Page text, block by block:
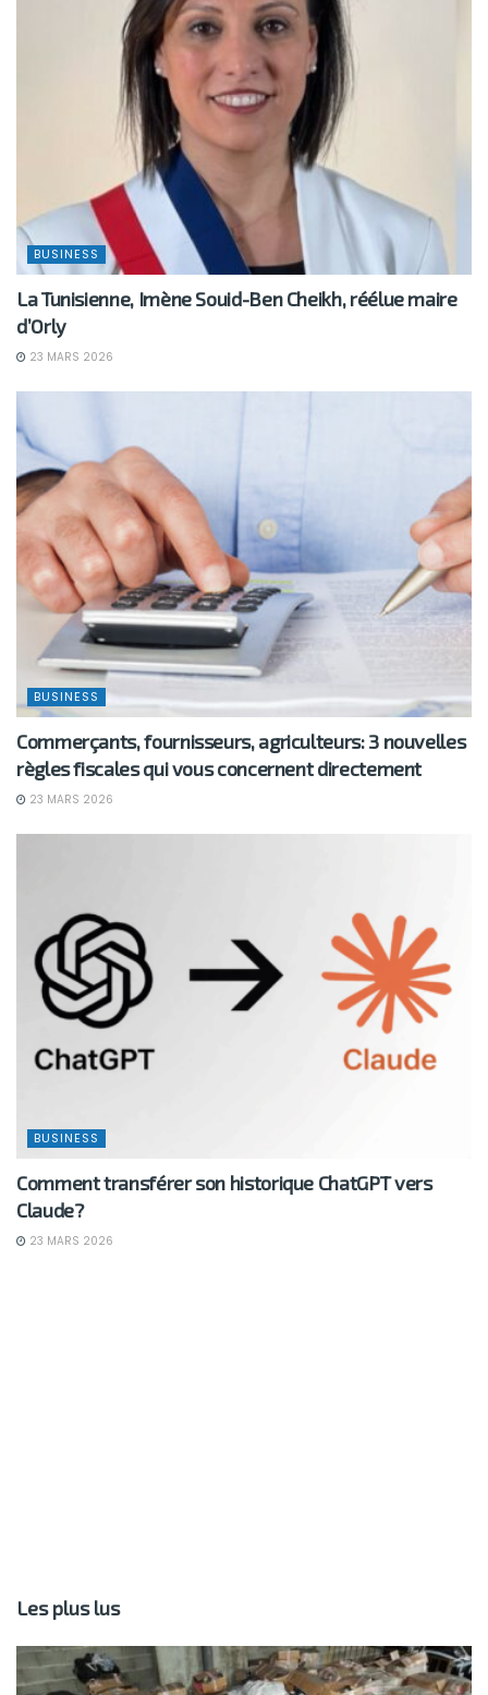
BUSINESS
La Tunisienne, Imène Souid-Ben Cheikh, réélue maire
d’Orly
23 MARS 2026
BUSINESS
Commerçants, fournisseurs, agriculteurs: 3 nouvelles
règles fiscales qui vous concernent directement
23 MARS 2026
BUSINESS
Comment transférer son historique ChatGPT vers
Claude?
23 MARS 2026
Les plus lus